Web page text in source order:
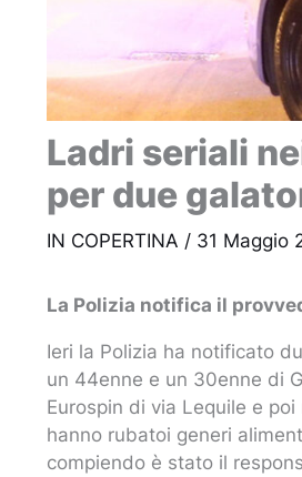
Ladri seriali
per due
IN COPERTINA / 31 Maggio
La Polizia notifica il
Ieri la Polizia ha notificato
un 44enne e un 30enne di
Eurospin di via Lequile e
hanno rubatoi generi
compiendo è stato il